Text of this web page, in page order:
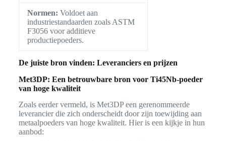
Normen: Voldoet aan
industriestandaarden zoals ASTM
F3056 voor additieve
productiepoeders.
De juiste bron vinden: Leveranciers en prijzen
Met3DP: Een betrouwbare bron voor Ti45Nb-poeder
van hoge kwaliteit
Zoals eerder vermeld, is Met3DP een gerenommeerde
leverancier die zich onderscheidt door zijn toewijding aan
metaalpoeders van hoge kwaliteit. Hier is een kijkje in hun
aanbod: